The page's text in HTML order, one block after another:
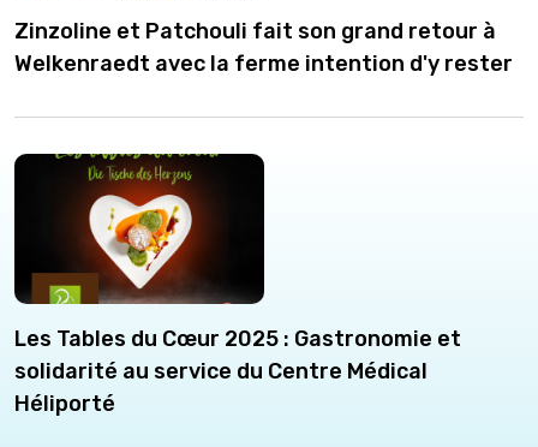
Zinzoline et Patchouli fait son grand retour à
Welkenraedt avec la ferme intention d'y rester
Les Tables du Cœur 2025 : Gastronomie et
solidarité au service du Centre Médical
Héliporté